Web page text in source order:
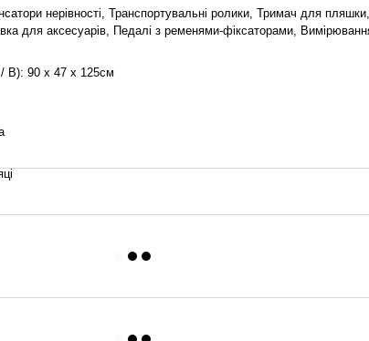
нерівності, Транспортувальні ролики, Тримач для пляшки,
для аксесуарів, Педалі з ременями-фіксаторами,
В): 90 х 47 х 125см